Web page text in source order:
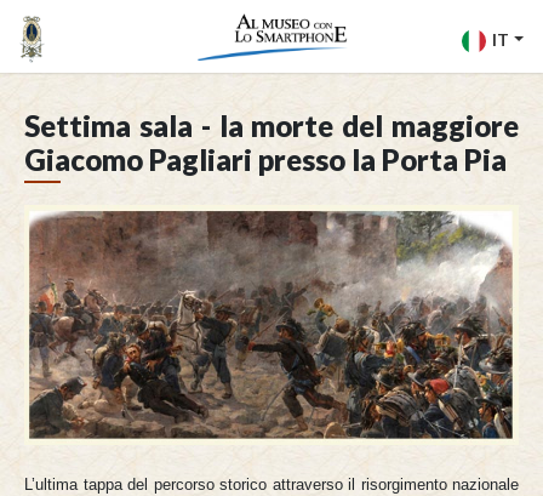
IT
Settima sala - la morte del maggiore
Giacomo Pagliari presso la Porta Pia
L’ultima tappa del percorso storico attraverso il risorgimento nazionale